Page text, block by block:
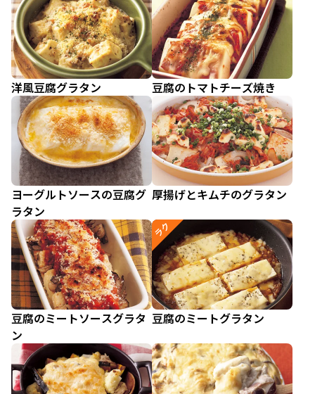
洋風豆腐グラタン 豆腐のトマトチーズ焼き
ヨーグルトソースの豆腐グ
ラタン
厚揚げとキムチのグラタン
豆腐のミートソースグラタ
ン
ラク
豆腐のミートグラタン